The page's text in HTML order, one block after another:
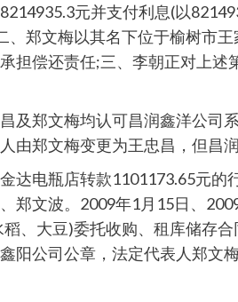
元并支付利息(以
郑文梅以其名下位于榆树市
担偿还责任;三、李朝正对上
及郑文梅均认可昌润鑫洋公司
由郑文梅变更为王忠昌，但昌
达电瓶店转款1101173.65元
郑文波。2009年1月15日、
、大豆)委托收购、租库储存
阳公司公章，法定代表人郑文